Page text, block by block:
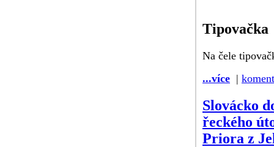
Tipovačka
Na čele
...více |
Slovácko
řeckého
Priora z